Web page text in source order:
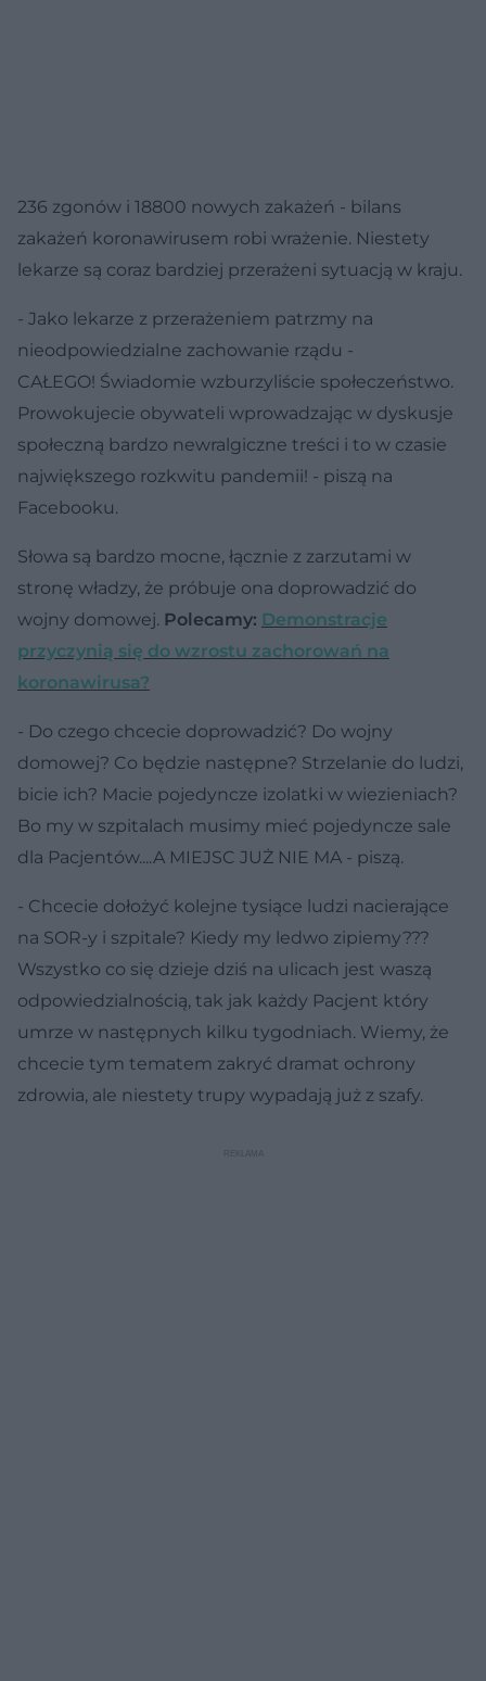
236 zgonów i 18800 nowych zakażeń - bilans
zakażeń koronawirusem robi wrażenie. Niestety
lekarze są coraz bardziej przerażeni sytuacją w kraju.
- Jako lekarze z przerażeniem patrzmy na
nieodpowiedzialne zachowanie rządu -
CAŁEGO! Świadomie wzburzyliście społeczeństwo.
Prowokujecie obywateli wprowadzając w dyskusje
społeczną bardzo newralgiczne treści i to w czasie
największego rozkwitu pandemii! - piszą na
Facebooku.
Słowa są bardzo mocne, łącznie z zarzutami w
stronę władzy, że próbuje ona doprowadzić do
wojny domowej. Polecamy: Demonstracje
przyczynią się do wzrostu zachorowań na
koronawirusa?
- Do czego chcecie doprowadzić? Do wojny
domowej? Co będzie następne? Strzelanie do ludzi,
bicie ich? Macie pojedyncze izolatki w wiezieniach?
Bo my w szpitalach musimy mieć pojedyncze sale
dla Pacjentów....A MIEJSC JUŻ NIE MA - piszą.
- Chcecie dołożyć kolejne tysiące ludzi nacierające
na SOR-y i szpitale? Kiedy my ledwo zipiemy???
Wszystko co się dzieje dziś na ulicach jest waszą
odpowiedzialnością, tak jak każdy Pacjent który
umrze w następnych kilku tygodniach. Wiemy, że
chcecie tym tematem zakryć dramat ochrony
zdrowia, ale niestety trupy wypadają już z szafy.